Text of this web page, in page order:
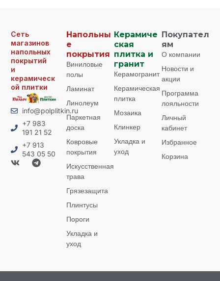
Сеть
магазинов
напольных
покрытий
и
керамическ
ой плитки
info@polplitkin.ru
+7 983
191 21 52
+7 913
543 05 50
Напольны
е
покрытия
Виниловые
полы
Ламинат
Линолеум
Паркетная
доска
Ковровые
покрытия
Искусственная
трава
Грязезащита
Плинтусы
Пороги
Укладка и
уход
Керамиче
ская
плитка и
гранит
Керамогранит
Керамическая
плитка
Мозаика
Клинкер
Укладка и
уход
Покупател
ям
О компании
Новости и
акции
Программа
лояльности
Личный
кабинет
Избранное
Корзина